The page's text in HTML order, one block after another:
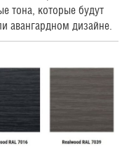
тона, которые будут
авангардном дизайне.